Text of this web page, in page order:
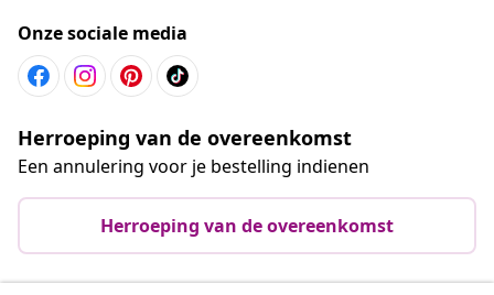
Onze sociale media
Herroeping van de overeenkomst
Een annulering voor je bestelling indienen
Herroeping van de overeenkomst